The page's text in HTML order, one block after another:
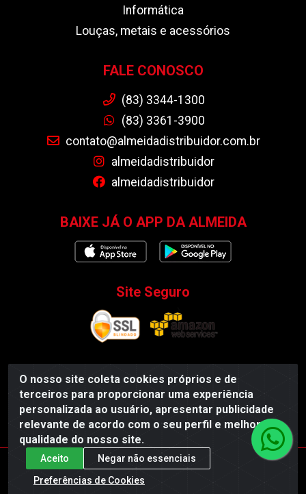
O nosso site coleta cookies próprios e de
terceiros para proporcionar uma experiência
personalizada ao usuário, apresentar publicidade
relevante de acordo com o seu perfil e melhorar a
qualidade do nosso site.
Aceito
Negar não essenciais
Preferências de Cookies
Informática
Louças, metais e acessórios
FALE CONOSCO
(83) 3344-1300
(83) 3361-3900
contato@almeidadistribuidor.com.br
almeidadistribuidor
almeidadistribuidor
BAIXE JÁ O APP DA ALMEIDA
Site Seguro
Almeida Distribuidor - Rodovia BR 104, S/N, Centro -
Esperança/PB - CEP 58135-000 - CNPJ
35.419.548/0001-55